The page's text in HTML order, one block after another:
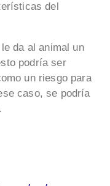
del
da al animal un
podría ser
un riesgo para
caso, se podría